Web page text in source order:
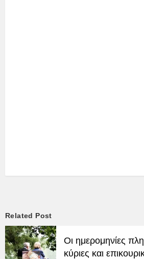
Related Post
Οι ημερομηνίες
κύριες και